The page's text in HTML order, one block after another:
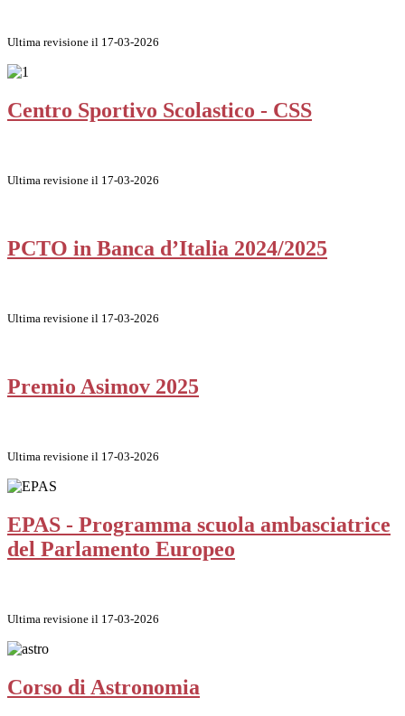
Ultima revisione il 17-03-2026
Centro Sportivo Scolastico - CSS
Ultima revisione il 17-03-2026
PCTO in Banca d’Italia 2024/2025
Ultima revisione il 17-03-2026
Premio Asimov 2025
Ultima revisione il 17-03-2026
EPAS - Programma scuola ambasciatrice
del Parlamento Europeo
Ultima revisione il 17-03-2026
Corso di Astronomia